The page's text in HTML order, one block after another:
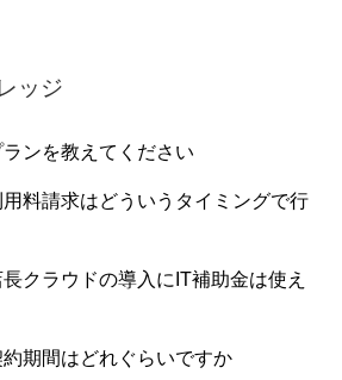
ッジ
ンを教えてください
料請求はどういうタイミングで行
クラウドの導入にIT補助金は使え
期間はどれぐらいですか